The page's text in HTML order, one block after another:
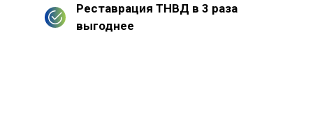
Реставрация ТНВД в 3 раза
выгоднее